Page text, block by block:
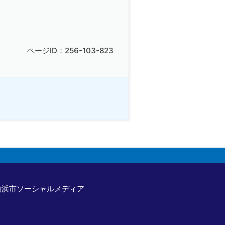
ページID：256-103-823
浜市ソーシャルメディア